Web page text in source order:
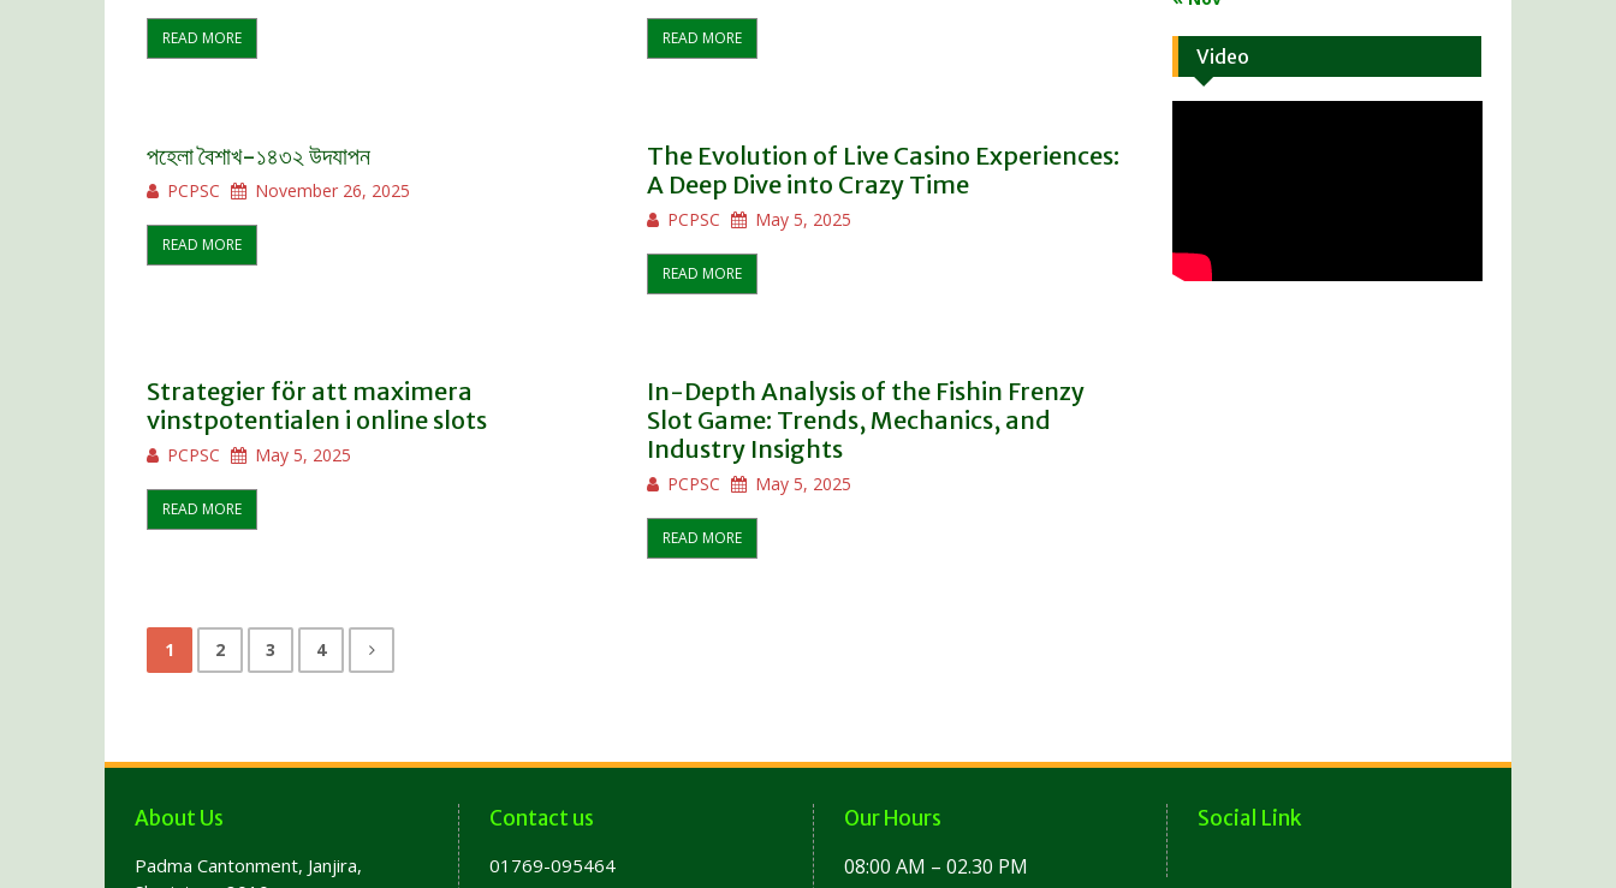
READ MORE READ MORE
পহেলা বৈশাখ-১৪৩২ উদযাপন
PCPSC November 26, 2025
READ MORE
The Evolution of Live Casino Experiences:
A Deep Dive into Crazy Time
PCPSC May 5, 2025
READ MORE
Strategier för att maximera
vinstpotentialen i online slots
PCPSC May 5, 2025
READ MORE
In-Depth Analysis of the Fishin Frenzy
Slot Game: Trends, Mechanics, and
Industry Insights
PCPSC May 5, 2025
READ MORE
1 2 3 4
Video
About Us
Padma Cantonment, Janjira,
Contact us
01769-095464
Our Hours
08:00 AM – 02.30 PM
Social Link